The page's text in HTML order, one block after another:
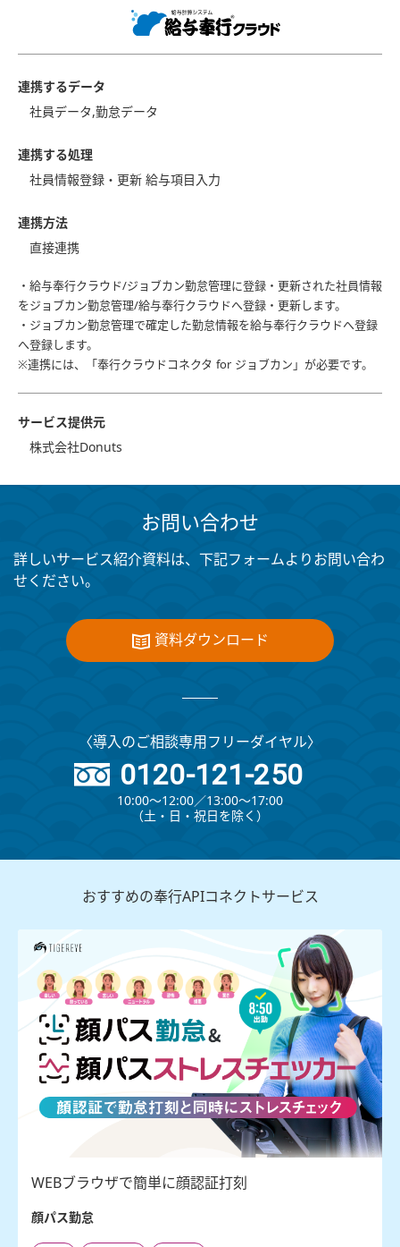
連携するデータ
社員データ,勤怠データ
連携する処理
社員情報登録・更新 給与項目入力
連携方法
直接連携
・給与奉行クラウド/ジョブカン勤怠管理に登録・更新された社員情報
をジョブカン勤怠管理/給与奉行クラウドへ登録・更新します。
・ジョブカン勤怠管理で確定した勤怠情報を給与奉行クラウドへ登録
へ登録します。
※連携には、「奉行クラウドコネクタ for ジョブカン」が必要です。
サービス提供元
株式会社Donuts
お問い合わせ
詳しいサービス紹介資料は、下記フォームよりお問い合わ
せください。
資料ダウンロード
〈導入のご相談専用フリーダイヤル〉
0120-121-250
10:00～12:00∕13:00～17:00
（⼟・⽇・祝⽇を除く）
おすすめの奉行APIコネクトサービス
WEBブラウザで簡単に顔認証打刻
顔パス勤怠